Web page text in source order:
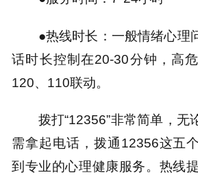
●热线时长：一般情绪心理
话时长控制在20-30分钟，高
120、110联动。
拨打“12356”非常简单，无
需拿起电话，拨通12356这五
到专业的心理健康服务。热线